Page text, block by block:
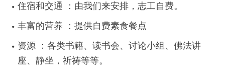
住宿和交通 ：由我们来安排，志工自费。
丰富的营养 ：提供自费素食餐点
资源 ：各类书籍、读书会、讨论小组、佛法讲
座、静坐，祈祷等等。